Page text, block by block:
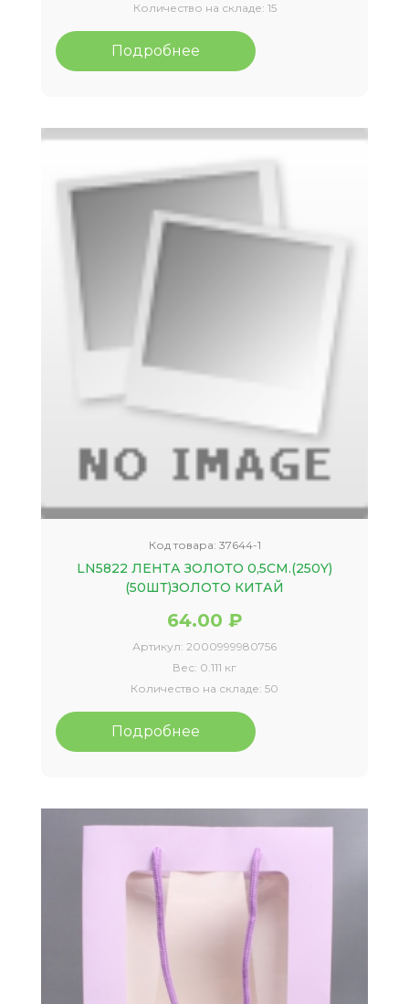
Количество на складе: 15
Подробнее
Код товара: 37644-1
LN5822 ЛЕНТА ЗОЛОТО 0,5СМ.(250Y)
(50ШТ)ЗОЛОТО КИТАЙ
64.00 ₽
Артикул: 2000999980756
Вес: 0.111 кг
Количество на складе: 50
Подробнее